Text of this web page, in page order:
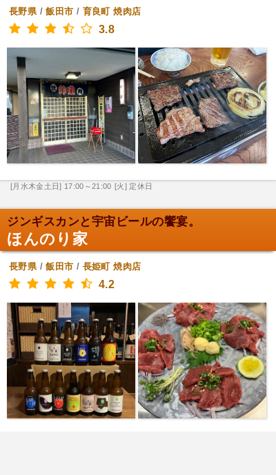
長野県/飯田市 / 育良町 焼肉店
3.8
[月水木金土日] 17:00～21:00 [火] 定休日
ジンギスカンと宇宙ビールの饗宴。
ほんのり家
長野県/飯田市 / 長姫町 焼肉店
4.2